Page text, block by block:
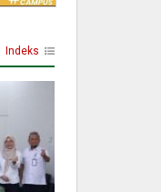
Indeks